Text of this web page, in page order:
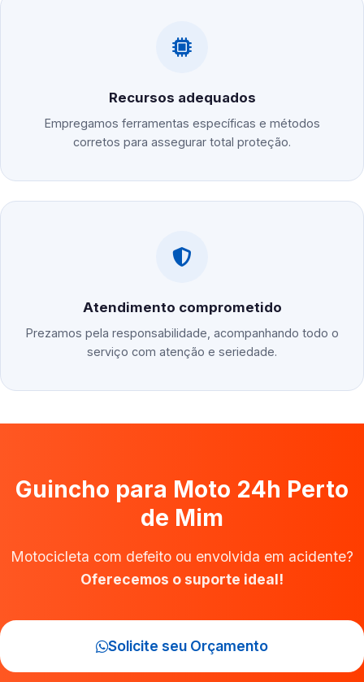
Recursos adequados
Empregamos ferramentas específicas e métodos
corretos para assegurar total proteção.
Atendimento comprometido
Prezamos pela responsabilidade, acompanhando todo o
serviço com atenção e seriedade.
Guincho para Moto 24h Perto
de Mim
Motocicleta com defeito ou envolvida em acidente?
Oferecemos o suporte ideal!
Solicite seu Orçamento